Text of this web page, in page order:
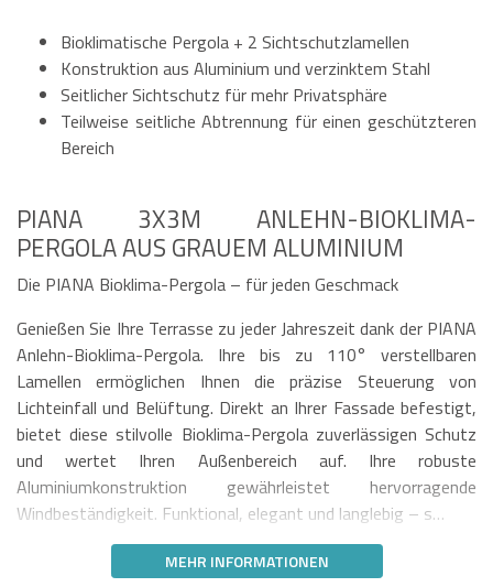
Bioklimatische Pergola + 2 Sichtschutzlamellen
Konstruktion aus Aluminium und verzinktem Stahl
Seitlicher Sichtschutz für mehr Privatsphäre
Teilweise seitliche Abtrennung für einen geschützteren
Bereich
PIANA 3X3M ANLEHN-BIOKLIMA-
PERGOLA AUS GRAUEM ALUMINIUM
Die PIANA Bioklima-Pergola – für jeden Geschmack
Genießen Sie Ihre Terrasse zu jeder Jahreszeit dank der PIANA
Anlehn-Bioklima-Pergola. Ihre bis zu 110° verstellbaren
Lamellen ermöglichen Ihnen die präzise Steuerung von
Lichteinfall und Belüftung. Direkt an Ihrer Fassade befestigt,
bietet diese stilvolle Bioklima-Pergola zuverlässigen Schutz
und wertet Ihren Außenbereich auf. Ihre robuste
Aluminiumkonstruktion gewährleistet hervorragende
Windbeständigkeit. Funktional, elegant und langlebig – s…
MEHR INFORMATIONEN